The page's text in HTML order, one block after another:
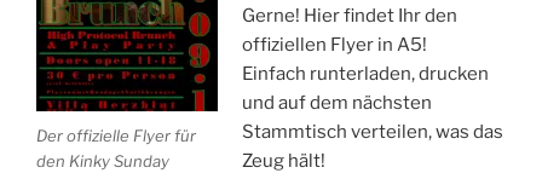
Der offizielle Flyer für
den Kinky Sunday
Gerne! Hier findet Ihr den
offiziellen Flyer in A5!
Einfach runterladen, drucken
und auf dem nächsten
Stammtisch verteilen, was das
Zeug hält!